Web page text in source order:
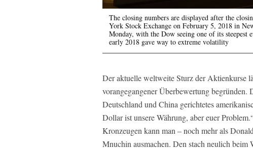
The closing numbers are displayed after the
York Stock Exchange on February 5, 2018 in
Monday, with the Dow seeing one of its steepest
early 2018 gave way to extreme volatility
Der aktuelle weltweite Sturz der Aktienkurse
vorangegangener Überbewertung
Deutschland und China gerichtetes
Dollar ist unsere Währung, aber euer
Kronzeugen kann man – noch mehr als
Mnuchin ausmachen. Den stach neulich